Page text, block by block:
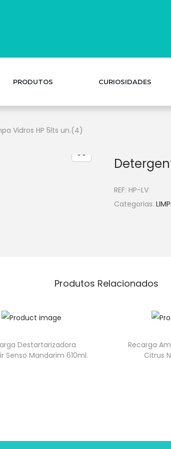
PRODUTOS CURIOSIDADES
Vidros HP 5lts un.(4)
REF: HP-LV
Categorias:
Produtos Relacionados
Destartarizadora
Senso Mandarim 610ml.
Recarga
Citrus